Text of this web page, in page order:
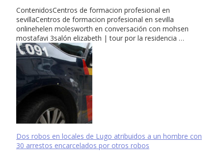
ContenidosCentros de formacion profesional en
sevillaCentros de formacion profesional en sevilla
onlinehelen molesworth en conversación con mohsen
mostafavi 3salón elizabeth | tour por la residencia …
Dos robos en locales de Lugo atribuidos a un hombre con
30 arrestos encarcelados por otros robos